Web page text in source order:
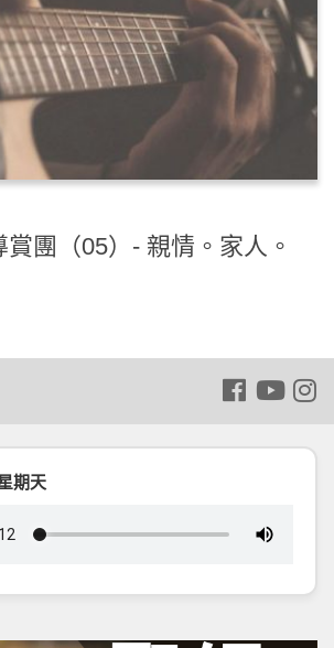
團（05）- 親情。家人。
期天